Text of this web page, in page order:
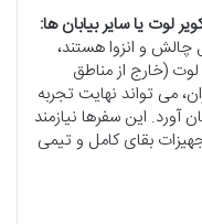
لوت یا سایر بیابان ها:
چالش و انزوا هستند،
لوت (خارج از مناطق
می تواند نهایت تجربه
آورد. این سفرها نیازمند
بقای کامل و تیمی